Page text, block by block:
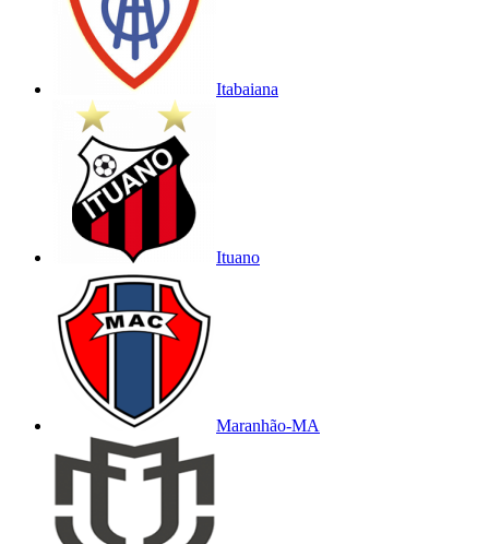
Itabaiana
Ituano
Maranhão-MA